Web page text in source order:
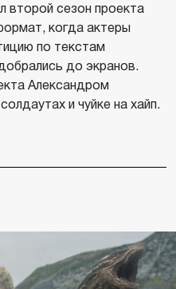
второй сезон проекта
когда актеры
по текстам
до экранов.
Александром
и чуйке на хайп.